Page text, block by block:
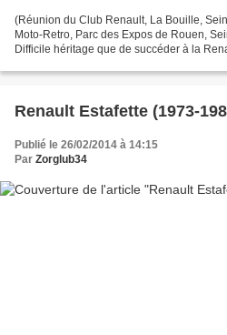
(Réunion du Club Renault, La Bouille,
Moto-Retro, Parc des Expos de Rouen,
Difficile héritage que de succéder à la
Renault Estafette (1973-
Publié le 26/02/2014 à 14:15
Par Zorglub34